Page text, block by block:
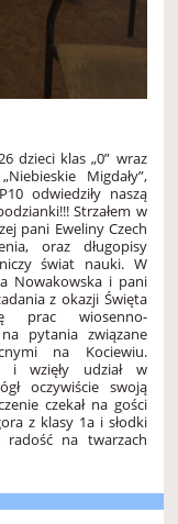
dzieci klas „0” wraz
Migdały”,
odwiedziły naszą
Strzałem w
pani Eweliny Czech
oraz długopisy
świat nauki. W
Nowakowska i pani
z okazji Święta
prac wiosenno-
na pytania związane
na Kociewiu.
i wzięły udział w
oczywiście swoją
czekał na gości
z klasy 1a i słodki
radość na twarzach